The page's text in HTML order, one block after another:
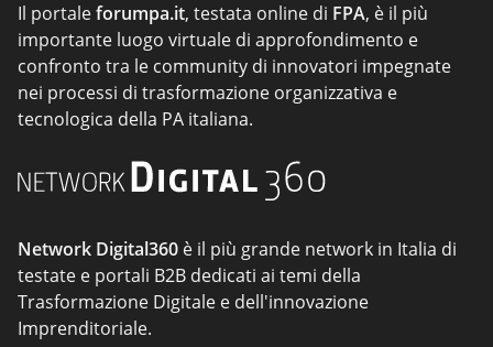
Il portaleforumpa.it, testata online di FPA, è il più
importante luogo virtuale di approfondimento e
confronto tra le community di innovatori impegnate
nei processi di trasformazione organizzativa e
tecnologica della PA italiana.
Network Digital360 è il più grande network in Italia di
testate e portali B2B dedicati ai temi della
Trasformazione Digitale e dell'innovazione
Imprenditoriale.